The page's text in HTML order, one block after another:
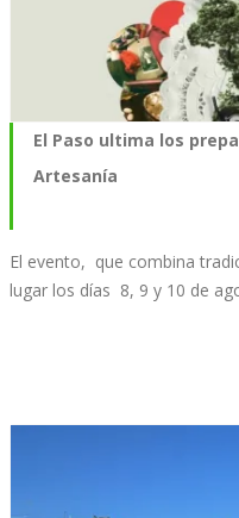
El Paso ultima los
Artesanía
El evento, que combina
lugar los días 8, 9 y 10 de